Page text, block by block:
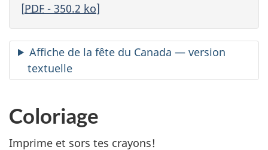
a
[PDF - 350.2 ko]
Affiche de la fête du Canada — version
textuelle
Coloriage
Imprime et sors tes crayons!